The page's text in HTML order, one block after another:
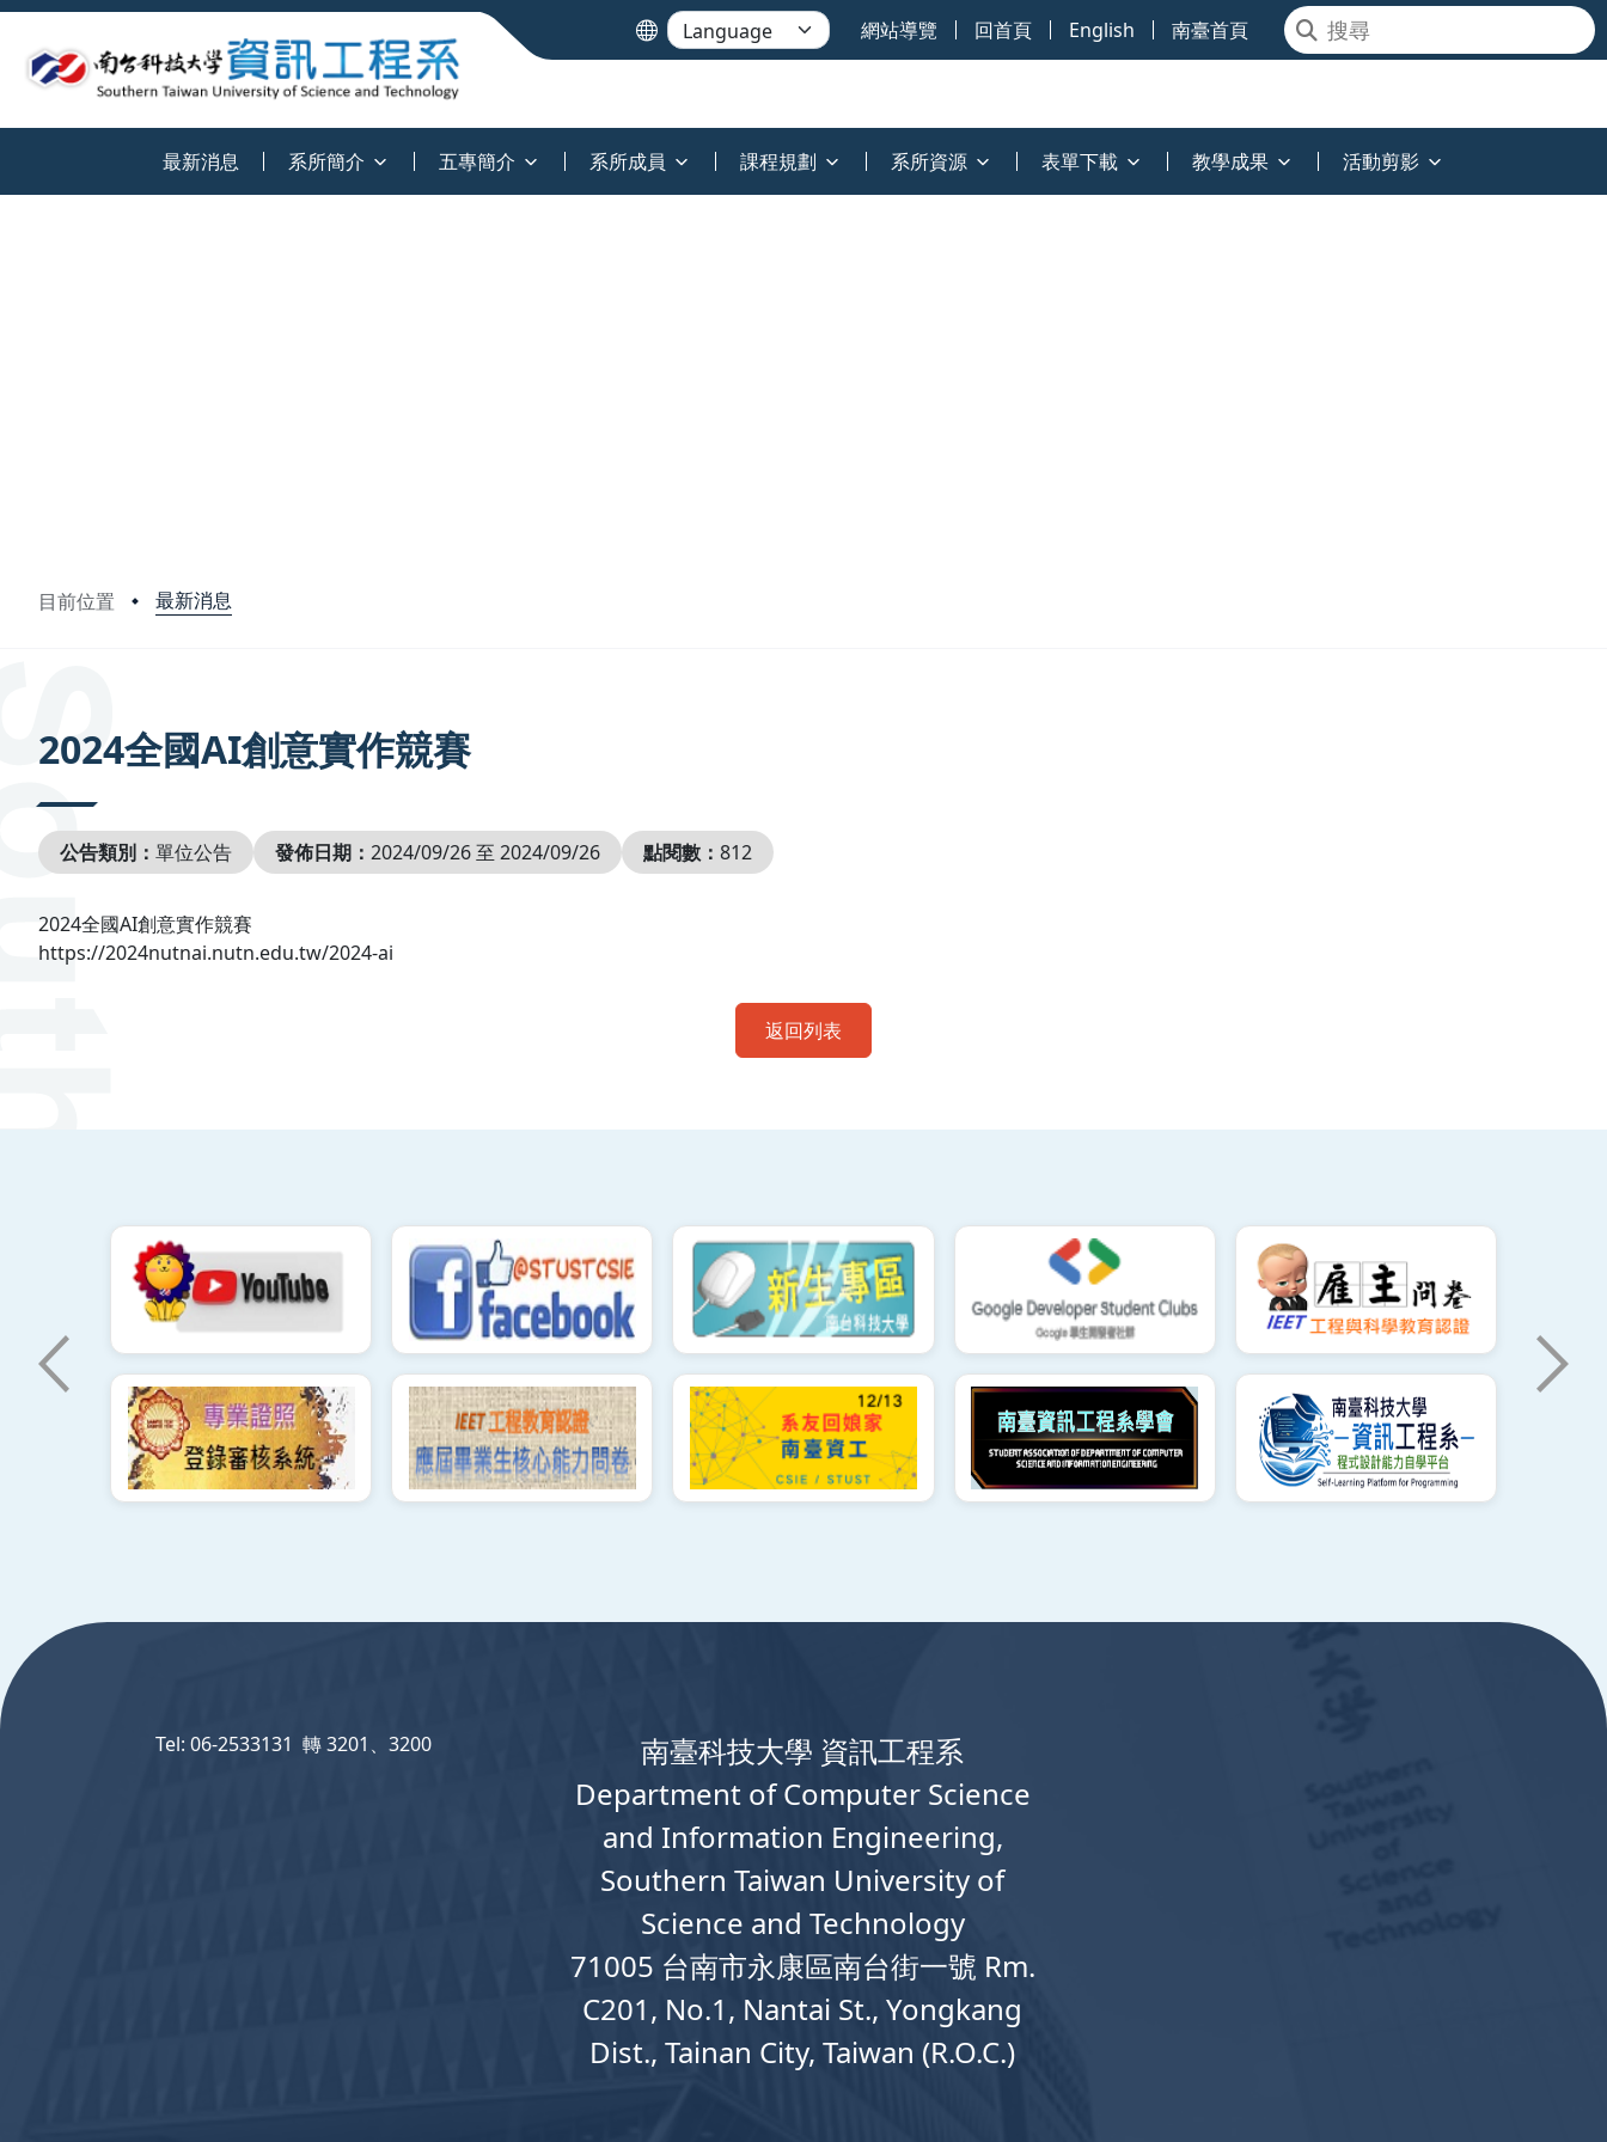
網站導覽 回首頁 English 南臺首頁
最新消息 系所簡介 五專簡介 系所成員 課程規劃 系所資源 表單下載 教學成果 活動剪影
目前位置 最新消息
2024全國AI創意實作競賽
公告類別： 單位公告 發佈日期： 2024/09/26 至 2024/09/26 點閱數： 812
2024全國AI創意實作競賽
https://2024nutnai.nutn.edu.tw/2024-ai
返回列表
南臺科技大學 資訊工程系
Department of Computer Science
and Information Engineering,
Southern Taiwan University of
Science and Technology
71005 台南市永康區南台街一號 Rm.
C201, No.1, Nantai St., Yongkang
Dist., Tainan City, Taiwan (R.O.C.)
Tel: 06-2533131 轉 3201、3200